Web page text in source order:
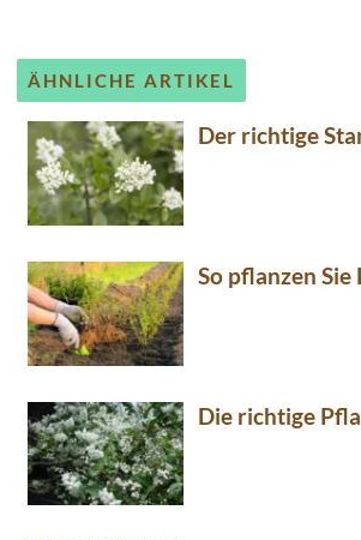
ÄHNLICHE ARTIKEL
Der richtige
So pflanzen Sie
Die richtige